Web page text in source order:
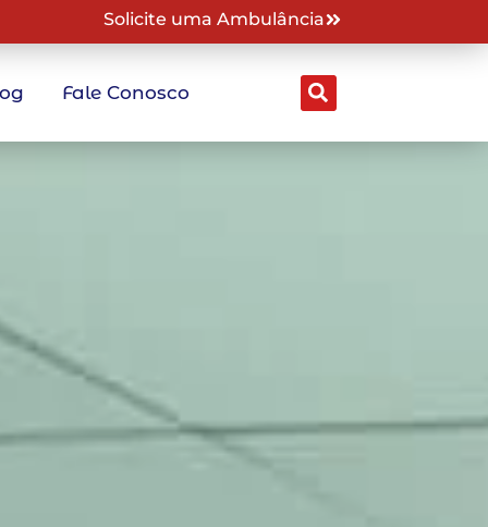
Solicite uma Ambulância
Fale Conosco